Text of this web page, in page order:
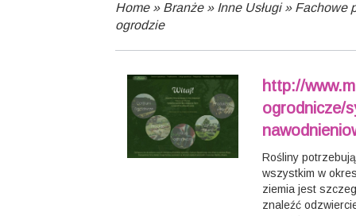
Home» Branże» Inne Usługi» Fachowe
ogrodzie
http://
ogrodnicze/
Rośliny
wszystkim w
ziemia jest
znaleźć